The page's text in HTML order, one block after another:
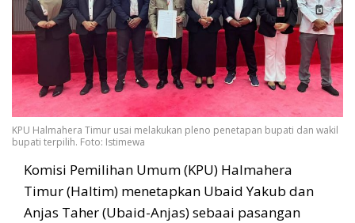
KPU Halmahera Timur usai melakukan pleno penetapan bupati dan wakil
bupati terpilih. Foto: Istimewa
Komisi Pemilihan Umum (KPU) Halmahera
Timur (Haltim) menetapkan Ubaid Yakub dan
Anjas Taher (Ubaid-Anjas) sebaai pasangan